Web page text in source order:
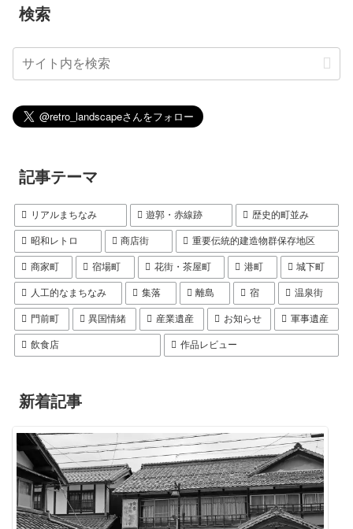
検索
記事テーマ
リアルまちなみ 遊郭・赤線跡 歴史的町並み
昭和レトロ 商店街 重要伝統的建造物群保存地区
商家町 宿場町 花街・茶屋町 港町 城下町
人工的なまちなみ 集落 離島 宿 温泉街
門前町 異国情緒 産業遺産 お知らせ 軍事遺産
飲食店 作品レビュー
新着記事